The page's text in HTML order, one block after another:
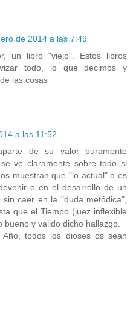
de 2014 a las 7:49
un libro "viejo". Estos libros
todo, lo que decimos y
las cosas
a las 11:52
de su valor puramente
ve claramente sobre todo si
muestran que "lo actual" o es
o en el desarrollo de un
caer en la "duda metódica",
que el Tiempo (juez inflexible
y valido dicho hallazgo.
todos los dioses os sean